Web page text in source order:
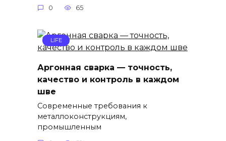
0 65
LIFE
Аргонная сварка — точность,
качество и контроль в каждом
шве
Современные требования к
металлоконструкциям,
промышленным